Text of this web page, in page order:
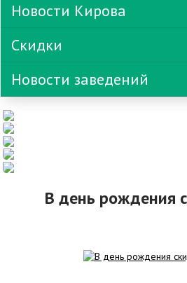
Новости Кирова
Скидки
Новости заведений
В день рождения